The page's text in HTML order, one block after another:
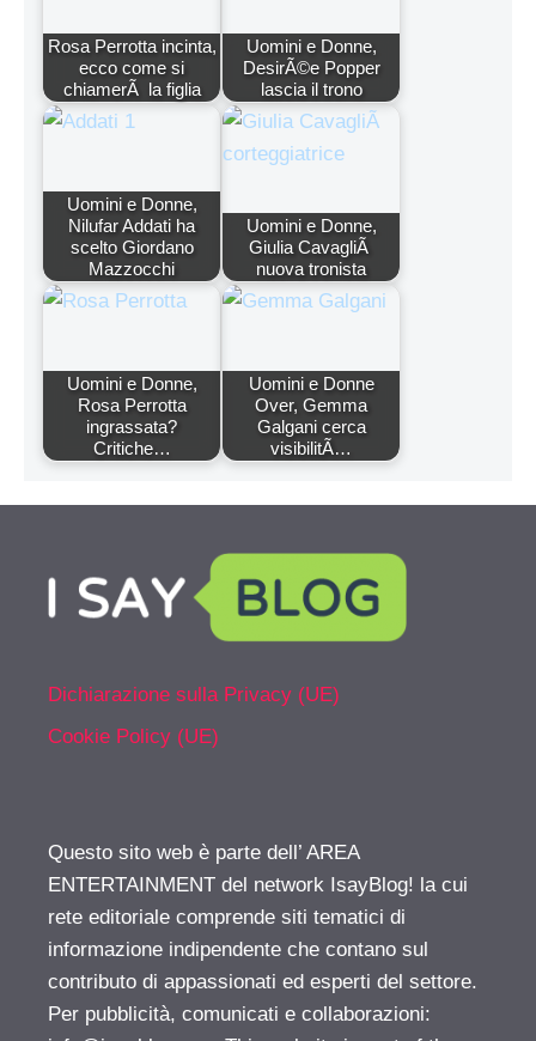
Rosa Perrotta incinta,
ecco come si
chiamerÃ la figlia
Uomini e Donne,
DesirÃ©e Popper
lascia il trono
Uomini e Donne,
Nilufar Addati ha
scelto Giordano
Mazzocchi
Uomini e Donne,
Giulia CavagliÃ
nuova tronista
Uomini e Donne,
Rosa Perrotta
ingrassata?
Critiche…
Uomini e Donne
Over, Gemma
Galgani cerca
visibilitÃ…
Dichiarazione sulla Privacy (UE)
Cookie Policy (UE)
Questo sito web è parte dell’ AREA
ENTERTAINMENT del network IsayBlog! la cui
rete editoriale comprende siti tematici di
informazione indipendente che contano sul
contributo di appassionati ed esperti del settore.
Per pubblicità, comunicati e collaborazioni: